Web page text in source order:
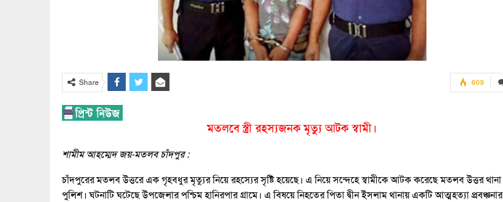
609
Share
মতলবে স্ত্রী রহস্যজনক মৃত্যু আটক স্বামী।
শামীম আহম্মেদ জয়-মতলব চাঁদপুর :
চাঁদপুরের মতলব উত্তরে এক গৃহবধুর মৃত্যুর নিয়ে রহস্যের সৃষ্টি হয়েছে। এ নিয়ে সন্দেহে স্বামীকে আটক করেছে মতলব উত্তর থানা
পুলিশ। ঘটনাটি ঘটেছে উপজেলার পশ্চিম হানিরপার গ্রামে। এ বিষয়ে নিহতের পিতা দ্বীন ইসলাম থানায় একটি আত্মহত্যা প্রবঞ্চনার